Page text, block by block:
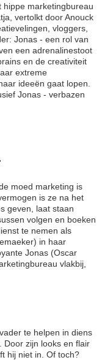
marketingbureau
vertolkt door Anouck
vloggers,
Jonas - een rol van
een adrenalinestoot
en de creativiteit
extreme
ideeën gaat lopen.
Jonas - verbazen
moed marketing is
is ze na het
geven, laat staan
volgen en boeken
te nemen als
in haar
Jonas (Oscar
vlakbij,
te helpen in diens
Door zijn looks en flair
hij niet in. Of toch?